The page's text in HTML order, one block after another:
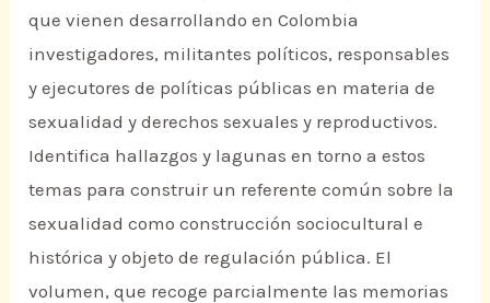
que vienen desarrollando en Colombia
investigadores, militantes políticos, responsables
y ejecutores de políticas públicas en materia de
sexualidad y derechos sexuales y reproductivos.
Identifica hallazgos y lagunas en torno a estos
temas para construir un referente común sobre la
sexualidad como construcción sociocultural e
histórica y objeto de regulación pública. El
volumen, que recoge parcialmente las memorias